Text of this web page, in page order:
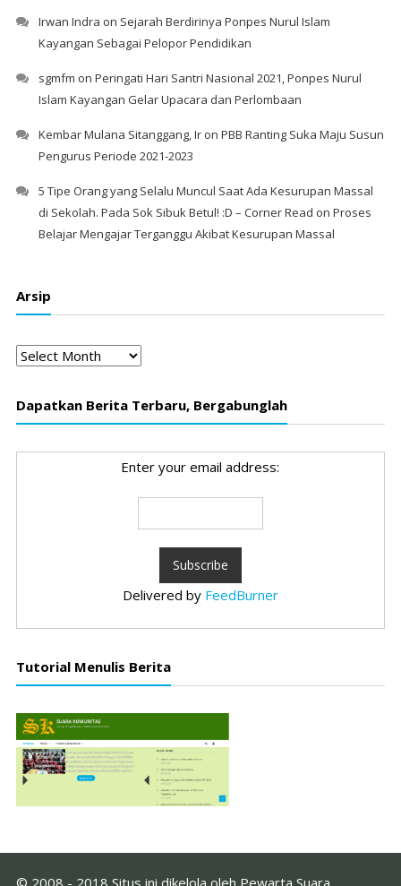
Irwan Indra on Sejarah Berdirinya Ponpes Nurul Islam
Kayangan Sebagai Pelopor Pendidikan
sgmfm on Peringati Hari Santri Nasional 2021, Ponpes Nurul
Islam Kayangan Gelar Upacara dan Perlombaan
Kembar Mulana Sitanggang, Iron PBB Ranting Suka Maju Susun
Pengurus Periode 2021-2023
5 Tipe Orang yang Selalu Muncul Saat Ada Kesurupan Massal
di Sekolah. Pada Sok Sibuk Betul! :D – Corner Read on Proses
Belajar Mengajar Terganggu Akibat Kesurupan Massal
Arsip
Arsip
Dapatkan Berita Terbaru, Bergabunglah
Enter your email address:
Delivered by FeedBurner
Tutorial Menulis Berita